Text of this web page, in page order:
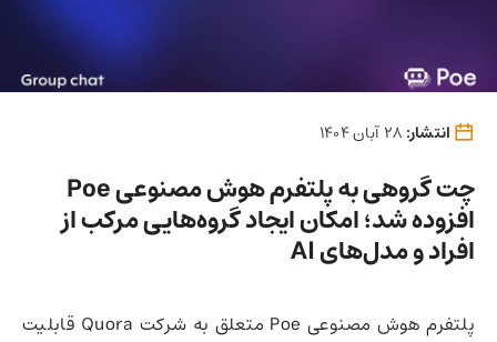
انتشار:
چت گروهی به پلتفرم هوش مصنوعی Poe
افزوده شد؛ امکان ایجاد گروه‌هایی مرکب از
افراد و مدل‌های AI
پلتفرم هوش مصنوعی Poe متعلق به شرکت Quora قابلیت